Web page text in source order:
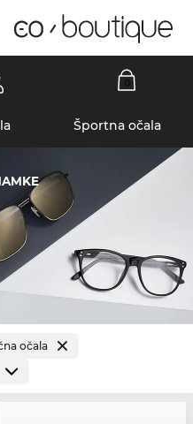
Športna očala
očala